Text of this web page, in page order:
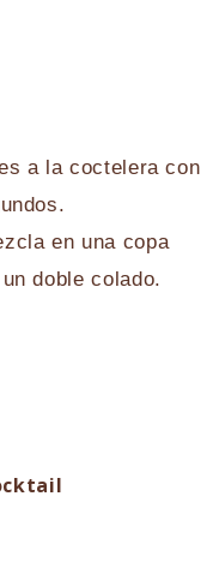
a la coctelera con
en una copa
doble colado.